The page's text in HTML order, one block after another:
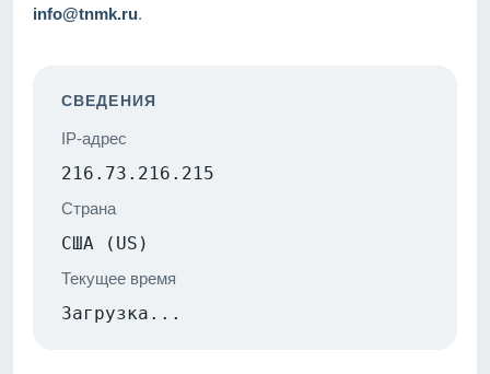
info@tnmk.ru.
СВЕДЕНИЯ
IP-адрес
216.73.216.215
Страна
США (US)
Текущее время
Загрузка...